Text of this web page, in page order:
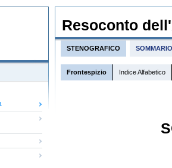
Resoconto
STENOGRAFICO SOMMARIO
Frontespizio Indice Alfabetico